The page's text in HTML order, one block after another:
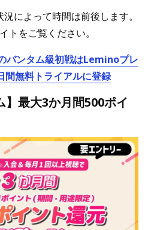
によって時間は前後します。
トをご覧ください。
バンタム級初戦はLeminoプレ
間無料トライアルに登録
】最大3か月間500ポイ